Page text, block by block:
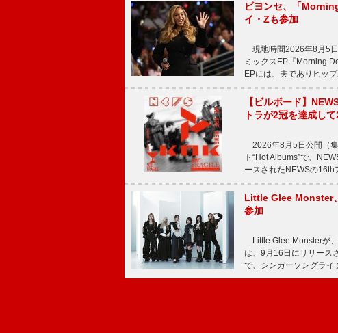
ビヨンセ、「
イ・Zも参加
現地時間2026年8月5
ミックスEP『Morning
EPには、夫でありヒッ
【ビルボード】
トラが2冠を達成し
2026年8月5日公開（
ト“Hot Albums”で、
ースされたNEWSの
Little Glee Monster
参加
Little Glee Monsterが
は、9月16日にリリース
で、シンガーソングラ